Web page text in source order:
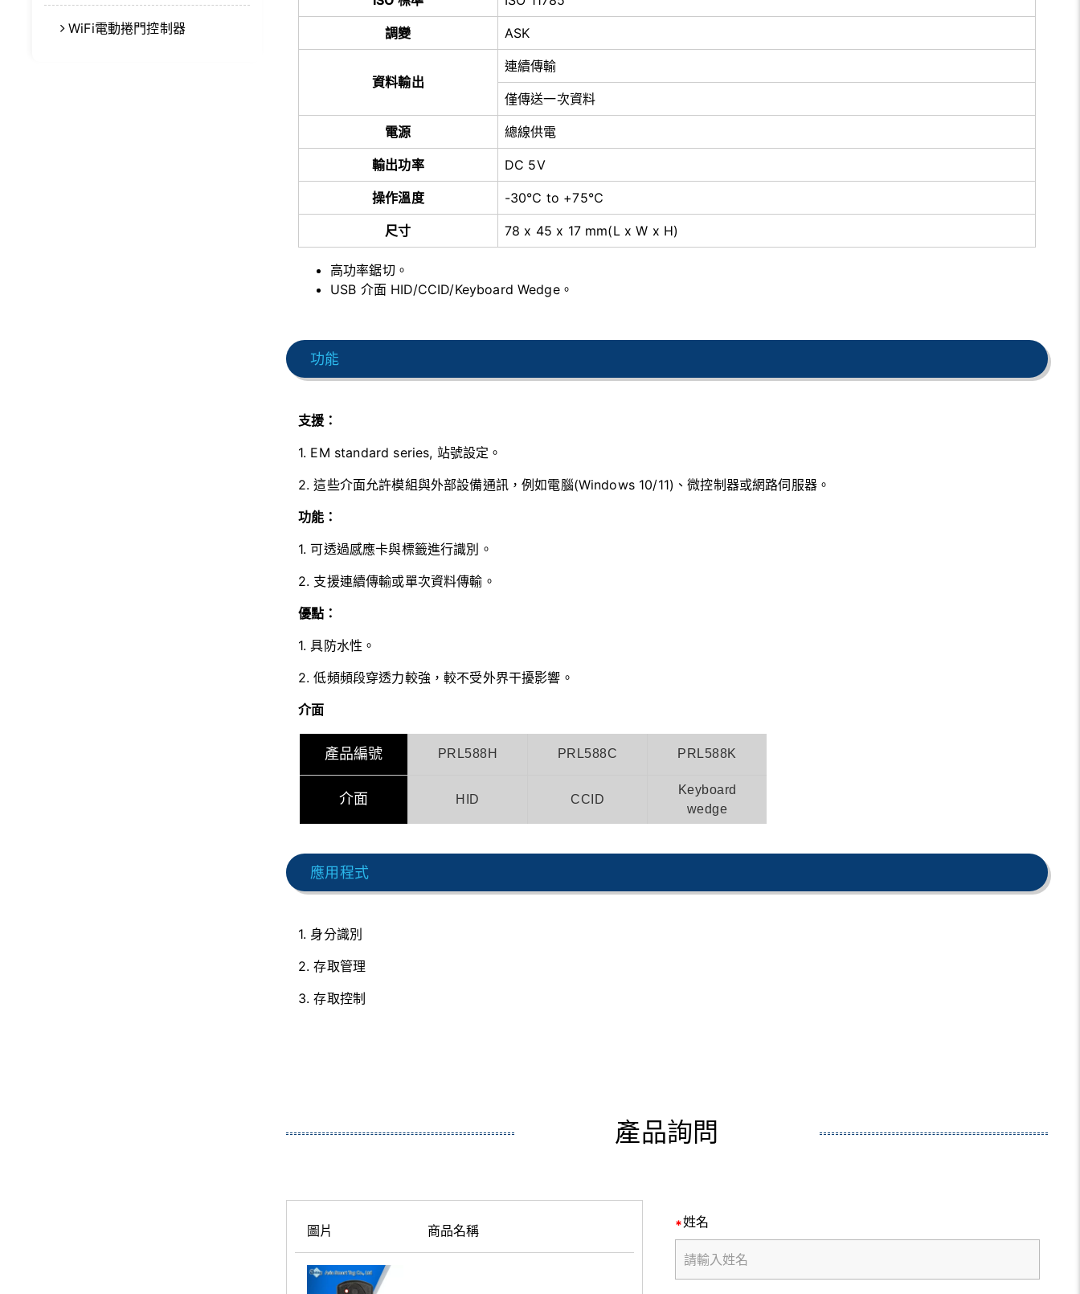
WiFi電動捲門控制器 調變 ASK
資料輸出
連續傳輸
僅傳送一次資料
電源 總線供電
輸出功率 DC 5V
操作溫度 -30℃ to +75℃
尺寸 78 x 45 x 17 mm(L x W x H)
高功率鋸切。
USB 介面 HID/CCID/Keyboard Wedge。
功能
支援：
1. EM standard series, 站號設定。
2. 這些介面允許模組與外部設備通訊，例如電腦(Windows 10/11)、微控制器或網路伺服器。
功能：
1. 可透過感應卡與標籤進行識別。
2. 支援連續傳輸或單次資料傳輸。
優點：
1. 具防水性。
2. 低頻頻段穿透力較強，較不受外界干擾影響。
介面
產品編號 PRL588H PRL588C PRL588K
介面 HID CCID
Keyboard
wedge
應用程式
1. 身分識別
2. 存取管理
3. 存取控制
產品詢問
圖片 商品名稱
姓名